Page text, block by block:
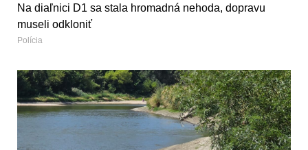
Na diaľnici D1 sa stala hromadná nehoda, dopravu
museli odkloniť
Polícia